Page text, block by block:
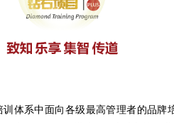
体系中面向各级最高管理者的品牌